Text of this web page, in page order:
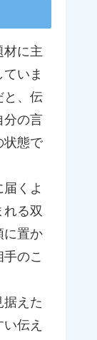
材に主
いま
と、伝
分の言
状態で
くよ
れる双
に置か
のこ
えた
伝え